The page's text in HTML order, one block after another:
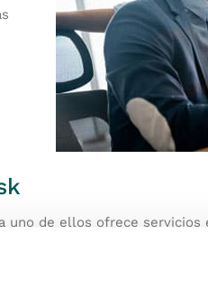
uno de ellos ofrece
de Autodesk, con una